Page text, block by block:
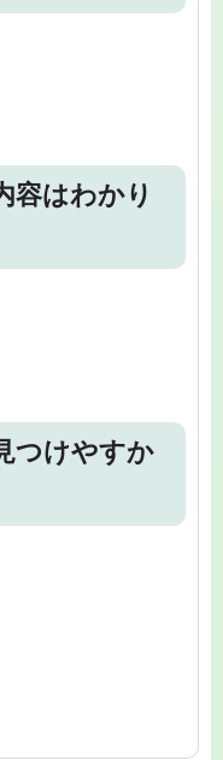
容はわかり
つけやすか